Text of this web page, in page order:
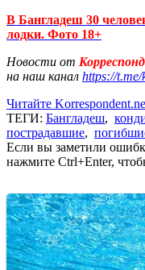
В Бангладеш 30
лодки. Фото 18+
Новости от
на наш канал https://t.me/
Читайте
ТЕГИ: Бангладеш,
пострадавшие,
Если вы заметили
нажмите Ctrl+Enter,